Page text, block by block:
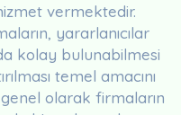
vermektedir.
yararlanıcılar
kolay bulunabilmesi
temel amacını
olarak firmaların